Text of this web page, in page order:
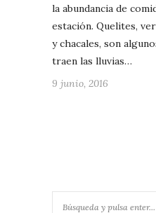
la abundancia de
estación. Quelites,
y chacales, son
traen las lluvias…
9 junio, 2016